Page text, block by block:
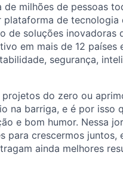
de milhões de pessoas
plataforma de
de soluções inovadoras
em mais de 12 países
segurança,
do zero ou
na barriga, e é por isso
e bom humor. Nessa
para crescermos
ainda melhores